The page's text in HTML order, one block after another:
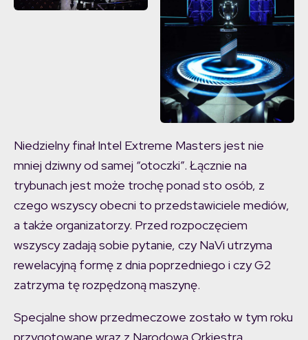
Niedzielny finał Intel Extreme Masters jest nie
mniej dziwny od samej “otoczki”. Łącznie na
trybunach jest może trochę ponad sto osób, z
czego wszyscy obecni to przedstawiciele mediów,
a także organizatorzy. Przed rozpoczęciem
wszyscy zadają sobie pytanie, czy NaVi utrzyma
rewelacyjną formę z dnia poprzedniego i czy G2
zatrzyma tę rozpędzoną maszynę.
Specjalne show przedmeczowe zostało w tym roku